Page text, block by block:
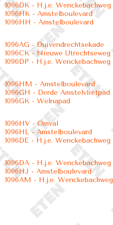
1096DK - H.j.e. Wenckebachweg
1096HK - Amstelboulevard
1096HH - Amstelboulevard
1096AG - Duivendrechtsekade
1096CK - Nieuwe Utrechtseweg
1096DP - H.j.e. Wenckebachweg
1096HM - Amstelboulevard
1096GH - Derde Amstelvlietpad
1096GK - Welnapad
1096HV - Omval
1096HL - Amstelboulevard
1096DE - H.j.e. Wenckebachweg
1096DA - H.j.e. Wenckebachweg
1096HJ - Amstelboulevard
1096AM - H.j.e. Wenckebachweg